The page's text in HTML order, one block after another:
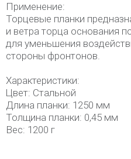
Применение:
Торцевые планки
и ветра торца основания
для уменьшения
стороны фронтонов.
Характеристики:
Цвет: Стальной
Длина планки: 1250 мм
Толщина планки: 0,45 мм
Вес: 1200 г